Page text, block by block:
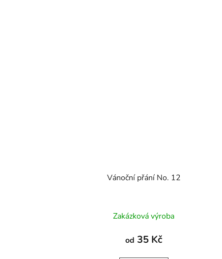
Vánoční přání No. 12
Zakázková výroba
od 35 Kč